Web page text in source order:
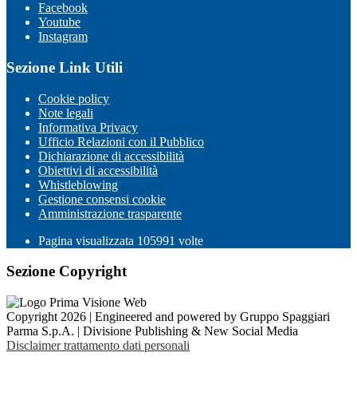
Facebook
Youtube
Instagram
Sezione Link Utili
Cookie policy
Note legali
Informativa Privacy
Ufficio Relazioni con il Pubblico
Dichiarazione di accessibilità
Obiettivi di accessibilità
Whistleblowing
Gestione consensi cookie
Amministrazione trasparente
Pagina visualizzata 105991 volte
Sezione Copyright
Copyright 2026 | Engineered and powered by Gruppo Spaggiari
Parma S.p.A. | Divisione Publishing & New Social Media
Disclaimer trattamento dati personali